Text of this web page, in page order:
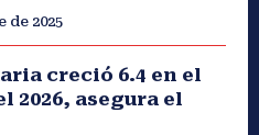
de 2025
creció 6.4 en el
2026, asegura el